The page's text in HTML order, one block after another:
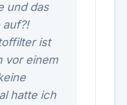
und das
auf?!
ist
vor einem
hatte ich